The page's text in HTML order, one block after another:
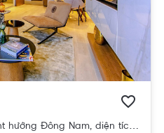
Căn hộ Masteri Centre Point hướng Đông Nam, diện tích 99,38 m²